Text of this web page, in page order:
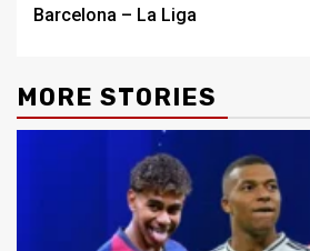
Barcelona – La Liga
MORE STORIES